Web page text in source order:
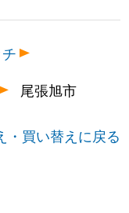
尾張旭市
・買い替えに戻る